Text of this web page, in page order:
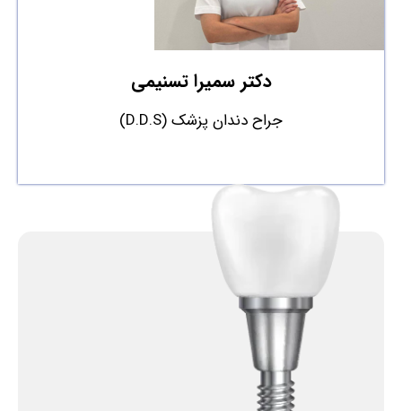
دکتر سمیرا تسنیمی
جراح دندان پزشک (D.D.S)